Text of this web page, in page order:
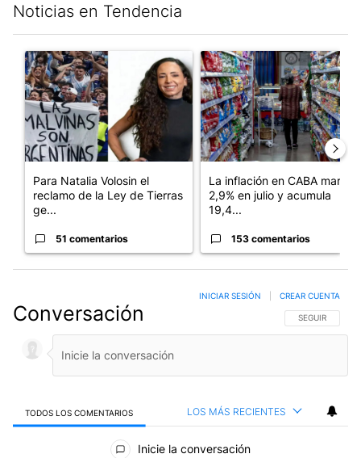
Noticias en Tendencia
Un artículo de tendencia con el título "Para Natalia Volosin el
Para Natalia Volosin el
reclamo de la Ley de Tierras
ge...
51 comentarios
Un artículo de tendencia con
La inflación en CABA marcó
2,9% en julio y acumula
19,4...
153 comentarios
Conversación SIGA ESTA
SEGUIR
INICIAR SESIÓN CREAR CUENTA
TODOS LOS COMENTARIOS LOS MÁS RECIENTES
Todos los comentarios
Inicie la conversación